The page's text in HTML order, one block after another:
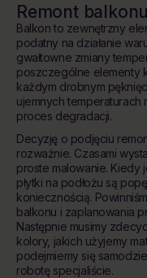
Remont
Balkon to zewnętrzny
podatny na działanie
gwałtowne zmiany
poszczególne elementy
każdym drobnym
ujemnych
proces degradacji.
Decyzję o podjęciu
rozważnie. Czasami
proste malowanie. Kiedy
płytki na podłożu są
koniecznością.
balkonu i zaplanowania
Następnie musimy
kolory, jakich użyjemy
podejmiemy się
robotę specjaliście.